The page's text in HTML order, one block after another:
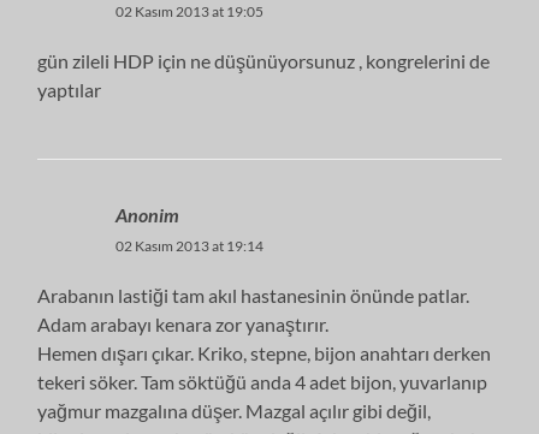
02 Kasım 2013 at 19:05
gün zileli HDP için ne düşünüyorsunuz , kongrelerini de
yaptılar
Anonim
02 Kasım 2013 at 19:14
Arabanın lastiği tam akıl hastanesinin önünde patlar.
Adam arabayı kenara zor yanaştırır.
Hemen dışarı çıkar. Kriko, stepne, bijon anahtarı derken
tekeri söker. Tam söktüğü anda 4 adet bijon, yuvarlanıp
yağmur mazgalına düşer. Mazgal açılır gibi değil,